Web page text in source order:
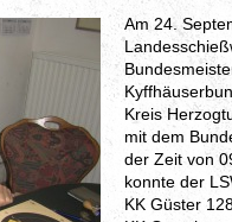
Am 24.
Kreis
mit dem
der Zeit von
konnte der
KK Güster